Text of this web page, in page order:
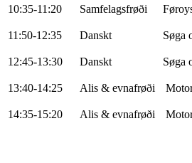
10:35-11:20 Samfelagsfrøði
11:50-12:35 Danskt Søga
12:45-13:30 Danskt Søga
13:40-14:25 Alis & evnafrøði
14:35-15:20 Alis & evnafrøði